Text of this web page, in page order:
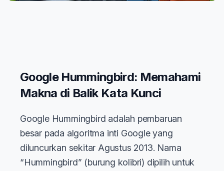
Google Hummingbird: Memahami
Makna di Balik Kata Kunci
Google Hummingbird adalah pembaruan
besar pada algoritma inti Google yang
diluncurkan sekitar Agustus 2013. Nama
“Hummingbird” (burung kolibri) dipilih untuk